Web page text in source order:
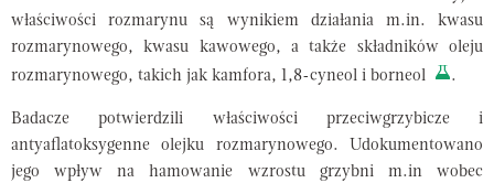
właściwości rozmarynu są wynikiem działania m.in. kwasu
rozmarynowego, kwasu kawowego, a także składników oleju
rozmarynowego, takich jak kamfora, 1,8-cyneol i borneol
.
Badacze potwierdzili właściwości przeciwgrzybicze i
antyaflatoksygenne olejku rozmarynowego. Udokumentowano
jego wpływ na hamowanie wzrostu grzybni m.in wobec